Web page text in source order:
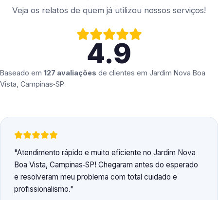
Veja os relatos de quem já utilizou nossos serviços!
4.9
Baseado em 127 avaliações de clientes em Jardim Nova Boa
Vista, Campinas‑SP
Atendimento rápido e muito eficiente no Jardim Nova
Boa Vista, Campinas‑SP! Chegaram antes do esperado
e resolveram meu problema com total cuidado e
profissionalismo.